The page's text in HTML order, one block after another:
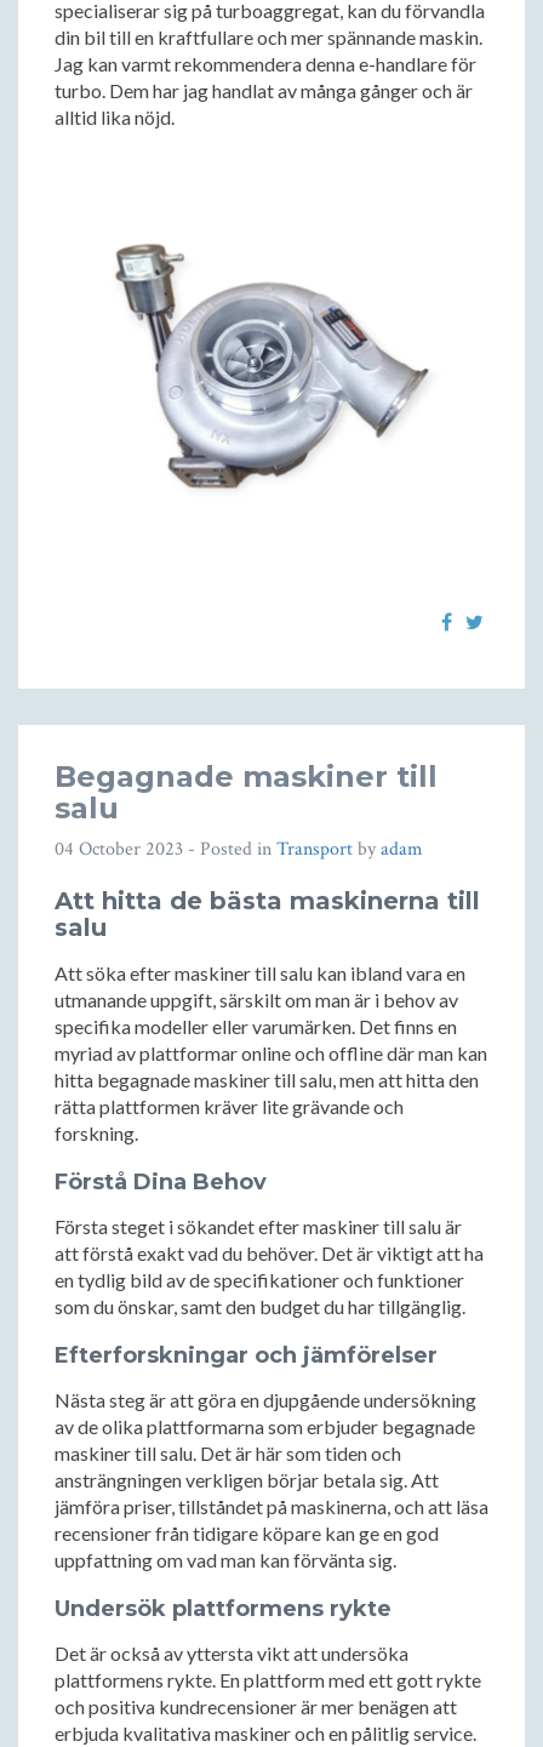
specialiserar sig på turboaggregat, kan du förvandla
din bil till en kraftfullare och mer spännande maskin.
Jag kan varmt rekommendera denna e-handlare för
turbo. Dem har jag handlat av många gånger och är
alltid lika nöjd.
Begagnade maskiner till
salu
04 October 2023 - Posted inTransportbyadam
Att hitta de bästa maskinerna till
salu
Att söka efter maskiner till salu kan ibland vara en
utmanande uppgift, särskilt om man är i behov av
specifika modeller eller varumärken. Det finns en
myriad av plattformar online och offline där man kan
hitta begagnade maskiner till salu, men att hitta den
rätta plattformen kräver lite grävande och
forskning.
Förstå Dina Behov
Första steget i sökandet efter maskiner till salu är
att förstå exakt vad du behöver. Det är viktigt att ha
en tydlig bild av de specifikationer och funktioner
som du önskar, samt den budget du har tillgänglig.
Efterforskningar och jämförelser
Nästa steg är att göra en djupgående undersökning
av de olika plattformarna som erbjuder begagnade
maskiner till salu. Det är här som tiden och
ansträngningen verkligen börjar betala sig. Att
jämföra priser, tillståndet på maskinerna, och att läsa
recensioner från tidigare köpare kan ge en god
uppfattning om vad man kan förvänta sig.
Undersök plattformens rykte
Det är också av yttersta vikt att undersöka
plattformens rykte. En plattform med ett gott rykte
och positiva kundrecensioner är mer benägen att
erbjuda kvalitativa maskiner och en pålitlig service.